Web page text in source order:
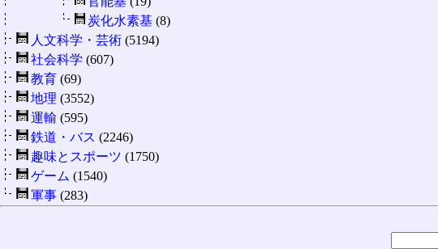
炭化水素基 (8)
人文科学・芸術 (5194)
社会科学 (607)
教育 (69)
地理 (3552)
運輸 (595)
鉄道・バス (2246)
趣味とスポーツ (1750)
ゲーム (1540)
軍事 (283)